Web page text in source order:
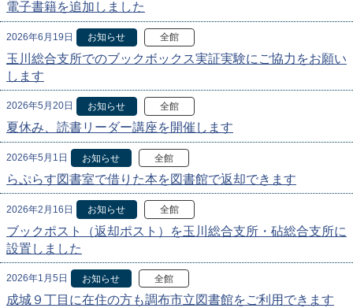
電子書籍を追加しました
2026年6月19日 お知らせ 全館
玉川総合支所でのブックボックス実証実験にご協力をお願い
します
2026年5月20日 お知らせ 全館
夏休み、読書リーダー講座を開催します
2026年5月1日 お知らせ 全館
らぷらす図書室で借りた本を図書館で返却できます
2026年2月16日 お知らせ 全館
ブックポスト（返却ポスト）を玉川総合支所・砧総合支所に
設置しました
2026年1月5日 お知らせ 全館
成城９丁目に在住の方も調布市立図書館をご利用できます